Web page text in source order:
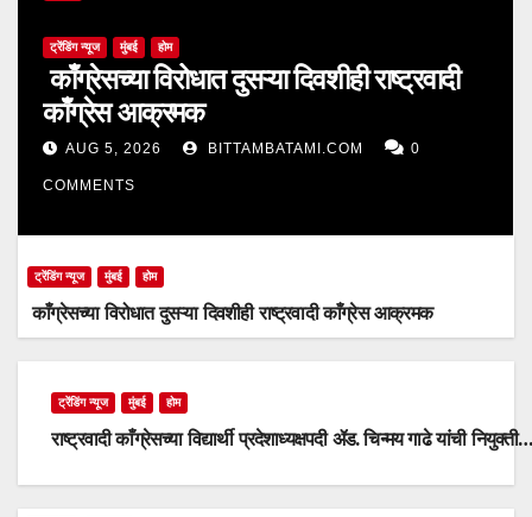
ट्रेंडिंग न्यूज मुंबई होम
काँग्रेसच्या विरोधात दुसऱ्या दिवशीही राष्ट्रवादी
काँग्रेस आक्रमक
AUG 5, 2026 BITTAMBATAMI.COM 0
COMMENTS
ट्रेंडिंग न्यूज मुंबई होम
काँग्रेसच्या विरोधात दुसऱ्या दिवशीही राष्ट्रवादी काँग्रेस आक्रमक
ट्रेंडिंग न्यूज मुंबई होम
राष्ट्रवादी काँग्रेसच्या विद्यार्थी प्रदेशाध्यक्षपदी ॲड. चिन्मय गाढे यांची नियुक्ती…